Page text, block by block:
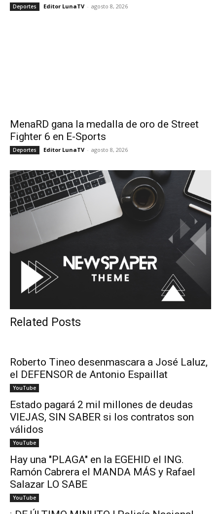
Deportes Editor LunaTV - agosto 8, 2026
MenaRD gana la medalla de oro de Street
Fighter 6 en E-Sports
Deportes Editor LunaTV - agosto 8, 2026
Related Posts
Roberto Tineo desenmascara a José Laluz,
el DEFENSOR de Antonio Espaillat
YouTube
Estado pagará 2 mil millones de deudas
VIEJAS, SIN SABER si los contratos son
válidos
YouTube
Hay una "PLAGA" en la EGEHID el ING.
Ramón Cabrera el MANDA MÁS y Rafael
Salazar LO SABE
YouTube